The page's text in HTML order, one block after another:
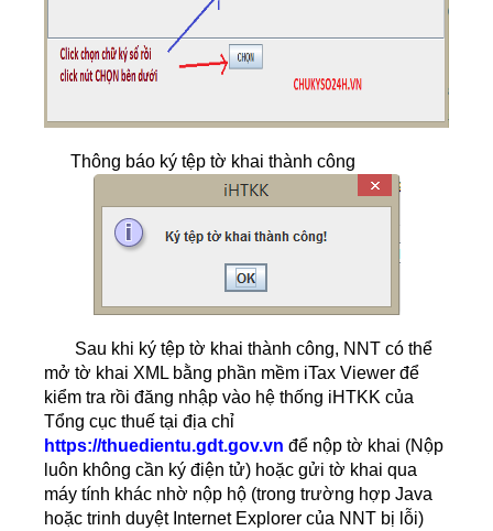
Thông báo ký tệp tờ khai thành công
Sau khi ký tệp tờ khai thành công, NNT có thể
mở tờ khai XML bằng phần mềm iTax Viewer để
kiểm tra rồi đăng nhập vào hệ thống iHTKK của
Tổng cục thuế tại địa chỉ
https://thuedientu.gdt.gov.vn để nộp tờ khai (Nộp
luôn không cần ký điện tử) hoặc gửi tờ khai qua
máy tính khác nhờ nộp hộ (trong trường hợp Java
hoặc trinh duyệt Internet Explorer của NNT bị lỗi)